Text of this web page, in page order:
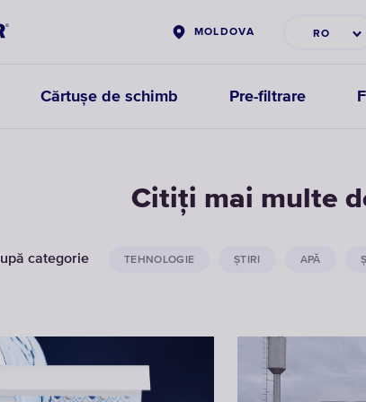
MOLDOVA RO
Cărtușe de schimb Pre-filtrare
Citiți mai multe
categorie TEHNOLOGIE ȘTIRI APĂ